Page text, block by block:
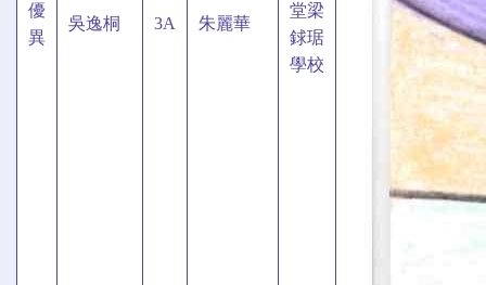
優
異
吳逸桐 3A 朱麗華
堂梁
銶琚
學校